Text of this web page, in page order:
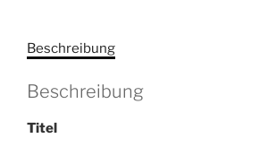
Beschreibung
Beschreibung
Titel